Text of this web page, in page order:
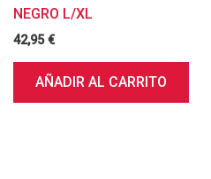
NEGRO L/XL
42,95€
AÑADIR AL CARRITO